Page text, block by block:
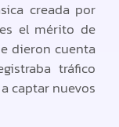
creada por
el mérito de
dieron cuenta
tráfico
captar nuevos